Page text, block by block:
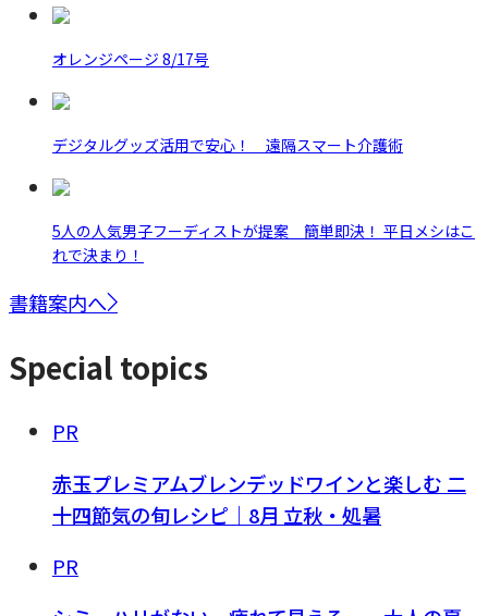
オレンジページ 8/17号
デジタルグッズ活用で安心！ 遠隔スマート介護術
5人の人気男子フーディストが提案 簡単即決！ 平日メシはこ
れで決まり！
書籍案内へ
Special topics
PR
赤玉プレミアムブレンデッドワインと楽しむ 二
十四節気の旬レシピ｜8月 立秋・処暑
PR